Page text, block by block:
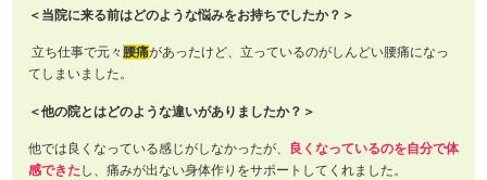
＜当院に来る前はどのような悩みをお持ちでしたか？＞
立ち仕事で元々腰痛があったけど、立っているのがしんどい腰痛になっ
てしまいました。
＜他の院とはどのような違いがありましたか？＞
他では良くなっている感じがしなかったが、
良くなっているのを自分で体
感できた し、痛みが出ない身体作りをサポートしてくれました。